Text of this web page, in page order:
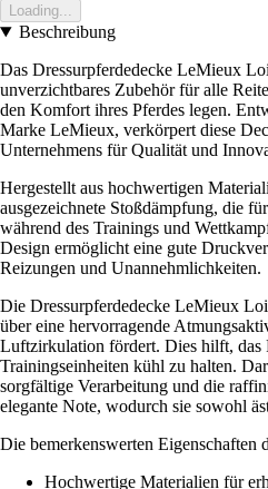
Loading...
Beschreibung
Das Dressurpferdedecke LeMieux
unverzichtbares Zubehör für alle
den Komfort ihres Pferdes legen.
Marke LeMieux, verkörpert diese
Unternehmens für Qualität und
Hergestellt aus hochwertigen
ausgezeichnete Stoßdämpfung, die
während des Trainings und
Design ermöglicht eine gute
Reizungen und Unannehmlichkeiten.
Die Dressurpferdedecke LeMieux
über eine hervorragende
Luftzirkulation fördert. Dies hilft, das
Trainingseinheiten kühl zu halten.
sorgfältige Verarbeitung und die
elegante Note, wodurch sie sowohl
Die bemerkenswerten Eigenschaften
Hochwertige Materialien für